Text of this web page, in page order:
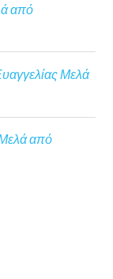
από
Μελά
από